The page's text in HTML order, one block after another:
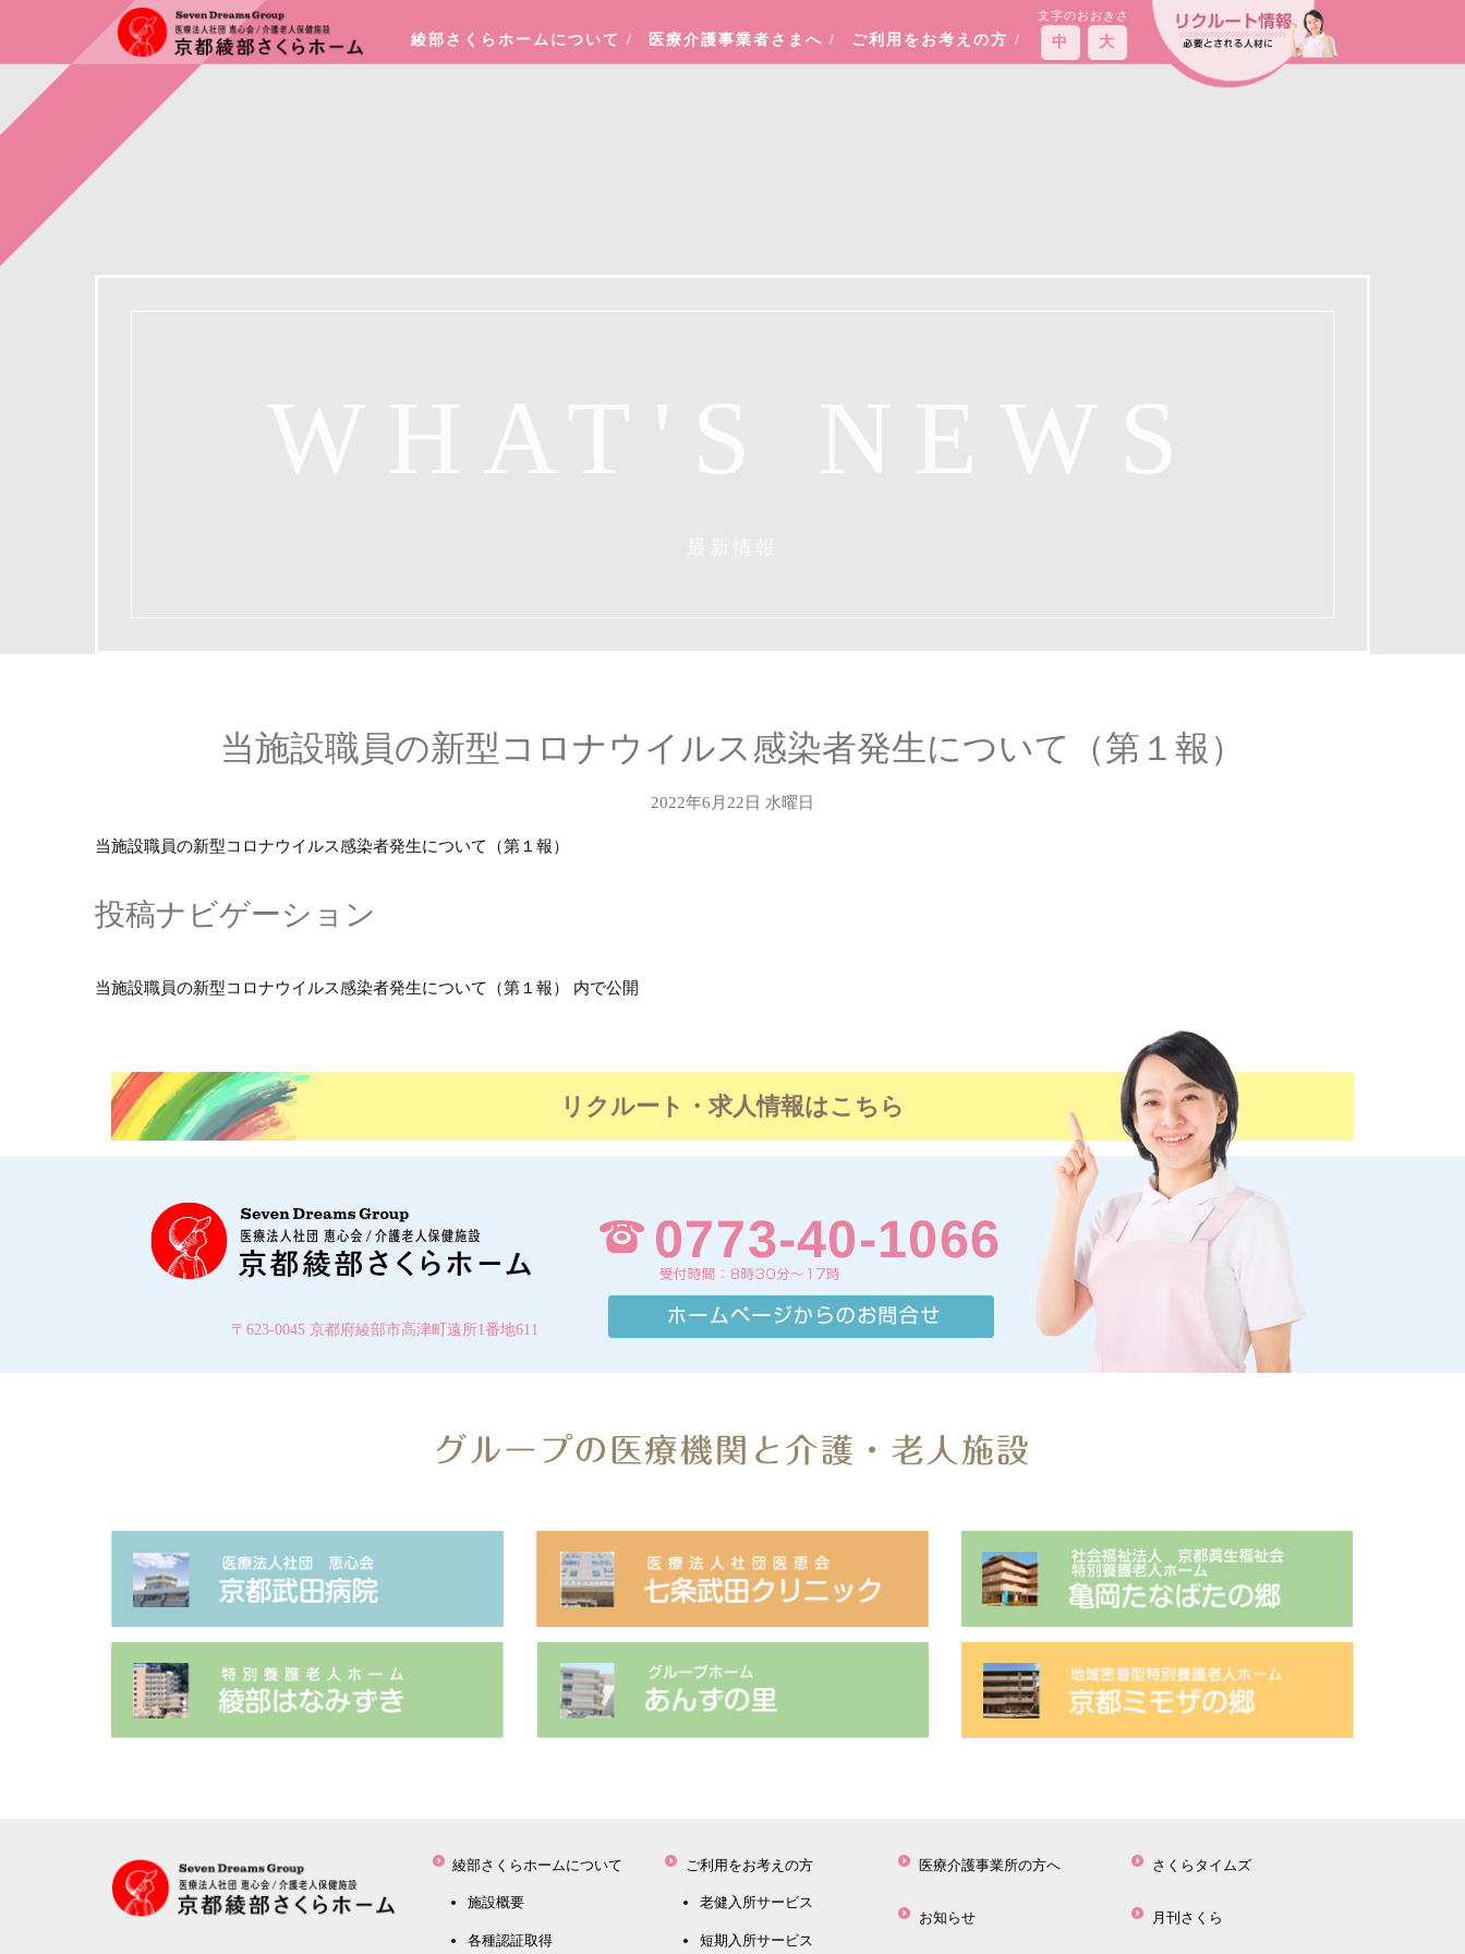
綾部さくらホームについて/ 医療介護事業者さまへ/ ご利用をお考えの方/
文字のおおきさ
中 大
当施設職員の新型コロナウイルス感染者発生について（第１報）
2022年6月22日 水曜日
当施設職員の新型コロナウイルス感染者発生について（第１報）
投稿ナビゲーション
当施設職員の新型コロナウイルス感染者発生について（第１報） 内で公開
リクルート・求人情報はこちら
〒623-0045 京都府綾部市高津町遠所1番地611
綾部さくらホームについて
施設概要
各種認証取得
ご利用をお考えの方
老健入所サービス
短期入所サービス
医療介護事業所の方へ
お知らせ
さくらタイムズ
月刊さくら